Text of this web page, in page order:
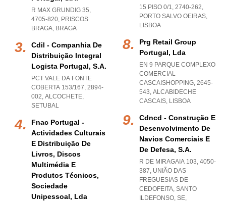
R MAX GRUNDIG 35,
4705-820, PRISCOS
BRAGA, BRAGA
Cdil - Companhia De
Distribuição Integral
Logista Portugal, S.a.
PCT VALE DA FONTE
COBERTA 153/167, 2894-
002, ALCOCHETE,
SETUBAL
Fnac Portugal -
Actividades Culturais
E Distribuição De
Livros, Discos
Multimédia E
Produtos Técnicos,
Sociedade
Unipessoal, Lda
15 PISO 0/1, 2740-262,
PORTO SALVO OEIRAS,
LISBOA
Prg Retail Group
Portugal, Lda
EN 9 PARQUE COMPLEXO
COMERCIAL
CASCAISHOPPING, 2645-
543, ALCABIDECHE
CASCAIS, LISBOA
Cdncd - Construção E
Desenvolvimento De
Navios Comerciais E
De Defesa, S.a.
R DE MIRAGAIA 103, 4050-
387, UNIÃO DAS
FREGUESIAS DE
CEDOFEITA, SANTO
ILDEFONSO, SE,